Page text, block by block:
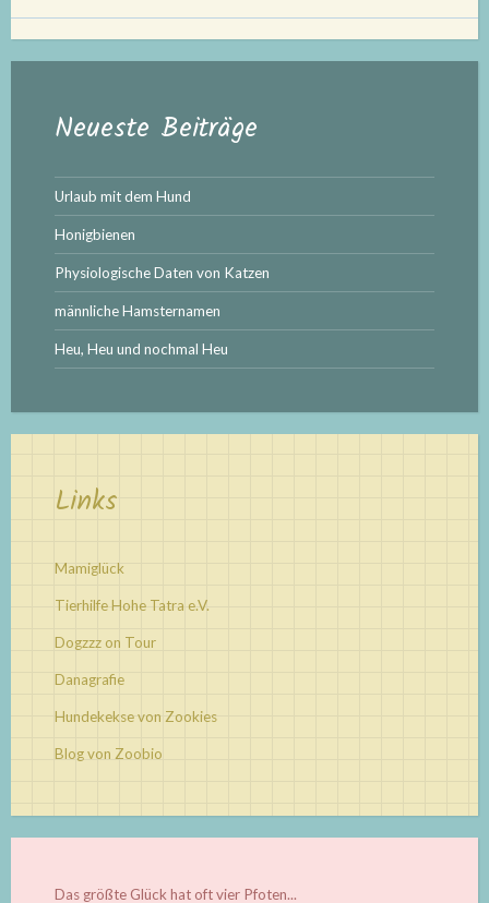
Neueste Beiträge
Urlaub mit dem Hund
Honigbienen
Physiologische Daten von Katzen
männliche Hamsternamen
Heu, Heu und nochmal Heu
Links
Mamiglück
Tierhilfe Hohe Tatra e.V.
Dogzzz on Tour
Danagrafie
Hundekekse von Zookies
Blog von Zoobio
Das größte Glück hat oft vier Pfoten...